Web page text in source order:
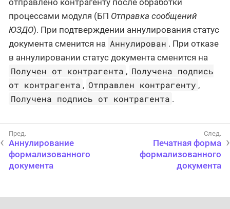
отправлено контрагенту после обработки
процессами модуля (БП Отправка сообщений
ЮЗДО). При подтверждении аннулирования статус
документа сменится на Аннулирован . При отказе
в аннулировании статус документа сменится на
Получен от контрагента , Получена подпись
от контрагента , Отправлен контрагенту ,
Получена подпись от контрагента .
Аннулирование
формализованного
документа
Печатная форма
формализованного
документа